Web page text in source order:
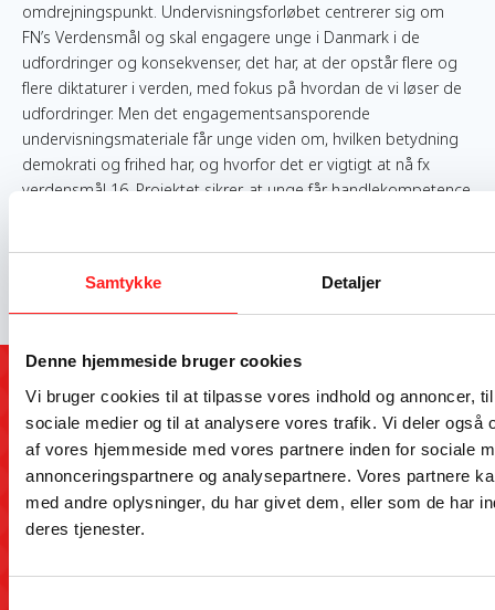
Samtykke Detaljer
Denne hjemmeside bruger cookies
Vi bruger cookies til at tilpasse vores indhold og annoncer,
sociale medier og til at analysere vores trafik. Vi deler også
af vores hjemmeside med vores partnere inden for sociale
annonceringspartnere og analysepartnere. Vores partnere
med andre oplysninger, du har givet dem, eller som de har
deres tjenester.
omdrejningspunkt. Undervisningsforløbet centrerer sig om
FN’s Verdensmål og skal engagere unge i Danmark i de
udfordringer og konsekvenser, det har, at der opstår flere og
flere diktaturer i verden, med fokus på hvordan de vi løser de
udfordringer. Men det engagementsansporende
undervisningsmateriale får unge viden om, hvilken betydning
demokrati og frihed har, og hvorfor det er vigtigt at nå fx
verdensmål 16. Projektet sikrer, at unge får handlekompetence
Kontakt
OpEn-puljen forvaltes af CISU og Fonden Roskilde Festival for
Udenrigsministeriet i samarbejde med The Why Foundation.
Tilmeld dig OpEns kontaktliste her
Kontakt CISUs sekretariat på hverdage kl. 10-14 på:
Telefon: 8612 0342